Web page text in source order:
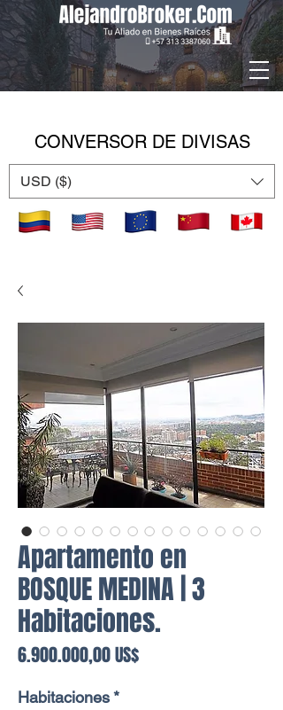
CONVERSOR DE DIVISAS
USD ($)
Apartamento en
BOSQUE MEDINA | 3
Habitaciones.
6.900.000,00 US$Precio
Habitaciones*